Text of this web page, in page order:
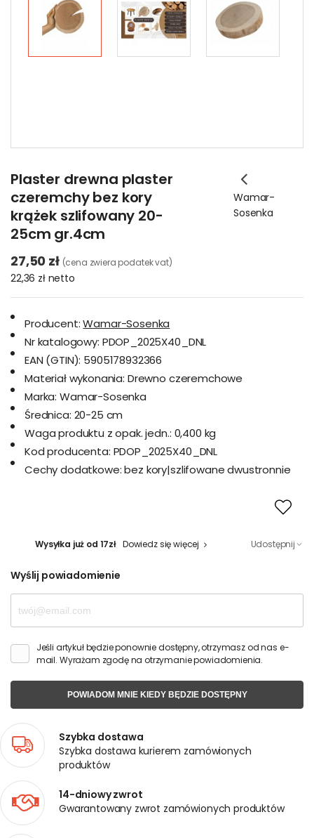
Plaster drewna plaster
czeremchy bez kory
krążek szlifowany 20-
25cm gr.4cm
Wamar-
Sosenka
27,50 zł (cena zwiera podatek vat)
22,36 zł netto
Producent: Wamar-Sosenka
Nr katalogowy: PDOP_2025X40_DNL
EAN (GTIN): 5905178932366
Materiał wykonania: Drewno czeremchowe
Marka: Wamar-Sosenka
Średnica: 20-25 cm
Waga produktu z opak. jedn.: 0,400 kg
Kod producenta: PDOP_2025X40_DNL
Cechy dodatkowe: bez kory|szlifowane dwustronnie
Wysyłka już od 17zł Dowiedz się więcej Udostępnij
Wyślij powiadomienie
Jeśli artykuł będzie ponownie dostępny, otrzymasz od nas e-
mail. Wyrażam zgodę na otrzymanie powiadomienia.
POWIADOM MNIE KIEDY BĘDZIE DOSTĘPNY
Szybka dostawa
Szybka dostawa kurierem zamówionych
produktów
14-dniowy zwrot
Gwarantowany zwrot zamówionych produktów